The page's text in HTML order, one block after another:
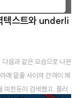
스트와 underli
음과 같은 모습으로 나온
래 밑줄 사이의 간격이 꽤
미친듯이 검색했고, 플러